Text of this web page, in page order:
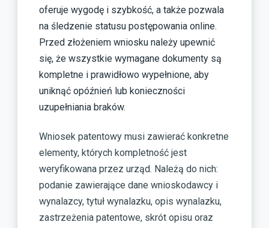
oferuje wygodę i szybkość, a także pozwala
na śledzenie statusu postępowania online.
Przed złożeniem wniosku należy upewnić
się, że wszystkie wymagane dokumenty są
kompletne i prawidłowo wypełnione, aby
uniknąć opóźnień lub konieczności
uzupełniania braków.
Wniosek patentowy musi zawierać konkretne
elementy, których kompletność jest
weryfikowana przez urząd. Należą do nich:
podanie zawierające dane wnioskodawcy i
wynalazcy, tytuł wynalazku, opis wynalazku,
zastrzeżenia patentowe, skrót opisu oraz